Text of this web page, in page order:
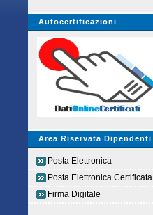
Autocertificazioni
Area Riservata Dipendenti
Posta Elettronica
Posta Elettronica Certificata
Firma Digitale